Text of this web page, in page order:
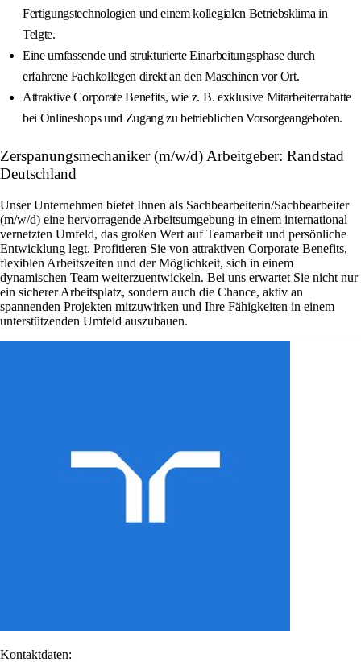
Fertigungstechnologien und einem kollegialen Betriebsklima in
Telgte.
Eine umfassende und strukturierte Einarbeitungsphase durch
erfahrene Fachkollegen direkt an den Maschinen vor Ort.
Attraktive Corporate Benefits, wie z. B. exklusive Mitarbeiterrabatte
bei Onlineshops und Zugang zu betrieblichen Vorsorgeangeboten.
Zerspanungsmechaniker (m/w/d) Arbeitgeber: Randstad
Deutschland
Unser Unternehmen bietet Ihnen als Sachbearbeiterin/Sachbearbeiter
(m/w/d) eine hervorragende Arbeitsumgebung in einem international
vernetzten Umfeld, das großen Wert auf Teamarbeit und persönliche
Entwicklung legt. Profitieren Sie von attraktiven Corporate Benefits,
flexiblen Arbeitszeiten und der Möglichkeit, sich in einem
dynamischen Team weiterzuentwickeln. Bei uns erwartet Sie nicht nur
ein sicherer Arbeitsplatz, sondern auch die Chance, aktiv an
spannenden Projekten mitzuwirken und Ihre Fähigkeiten in einem
unterstützenden Umfeld auszubauen.
Kontaktdaten: